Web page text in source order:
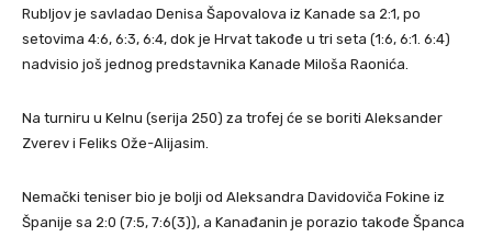
Rubljov je savladao Denisa Šapovalova iz Kanade sa 2:1, po
setovima 4:6, 6:3, 6:4, dok je Hrvat takođe u tri seta (1:6, 6:1. 6:4)
nadvisio još jednog predstavnika Kanade Miloša Raonića.
Na turniru u Kelnu (serija 250) za trofej će se boriti Aleksander
Zverev i Feliks Ože-Alijasim.
Nemački teniser bio je bolji od Aleksandra Davidoviča Fokine iz
Španije sa 2:0 (7:5, 7:6(3)), a Kanađanin je porazio takođe Španca